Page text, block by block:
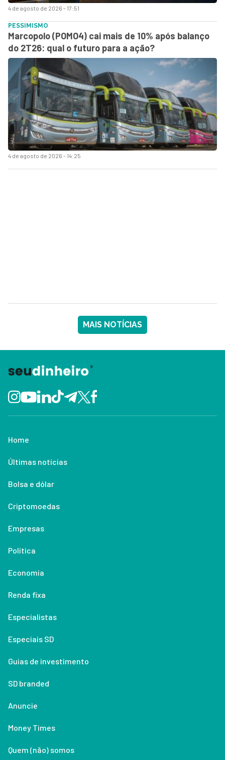
4 de agosto de 2026 - 17:51
4 de agosto de 2026 - 14:25
PESSIMISMO
Marcopolo (POMO4) cai mais de 10% após balanço
do 2T26: qual o futuro para a ação?
MAIS NOTÍCIAS
Home
Últimas notícias
Bolsa e dólar
Criptomoedas
Empresas
Política
Economia
Renda fixa
Especialistas
Especiais SD
Guias de investimento
SD branded
Anuncie
Money Times
Quem (não) somos